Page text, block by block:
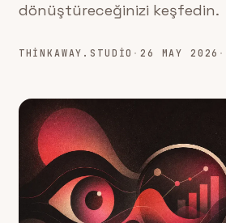
dönüştüreceğinizi keşfedin.
THINKAWAY.STUDIO ·26 MAY 2026 ·